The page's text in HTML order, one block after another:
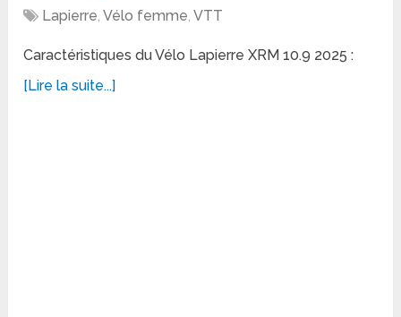
Lapierre,Vélo femme,VTT
Caractéristiques du Vélo Lapierre XRM 10.9 2025 :
[Lire la suite...]